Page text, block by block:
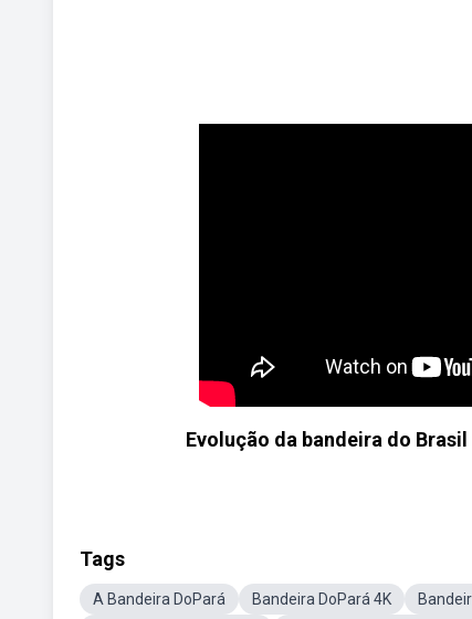
Evolução da bandeira do
Tags
A Bandeira DoPará Bandeira DoPará 4K